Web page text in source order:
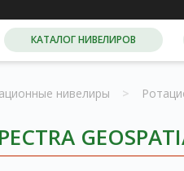
КАТАЛОГ НИВЕЛИРОВ
нивелиры >